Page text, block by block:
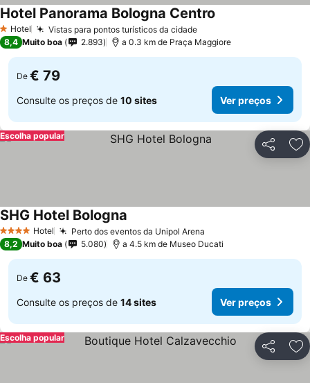
1 Estrelas
Hotel Vistas para pontos turísticos da cidade
Hotel Panorama Bologna Centro
8,4 Muito boa 2.893 a 0.3 km de Praça Maggiore
De € 79
Consulte os preços de 10 sites Ver preços
Partilhar
Escolha popular
4 EstrelasHotel Perto dos eventos da Unipol Arena
SHG Hotel Bologna
8,2 Muito boa 5.080 a 4.5 km de Museo Ducati
De € 63
Consulte os preços de 14 sites Ver preços
Partilhar
Escolha popular